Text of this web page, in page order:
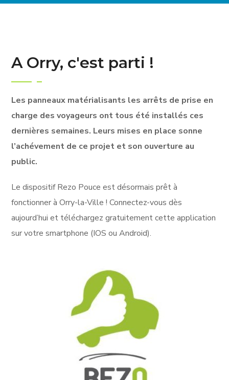
A Orry, c'est parti !
Les panneaux matérialisants les arrêts de prise en
charge des voyageurs ont tous été installés ces
dernières semaines. Leurs mises en place sonne
l’achévement de ce projet et son ouverture au
public.
Le dispositif Rezo Pouce est désormais prêt à
fonctionner à Orry-la-Ville ! Connectez-vous dès
aujourd’hui et téléchargez gratuitement cette application
sur votre smartphone (IOS ou Android).